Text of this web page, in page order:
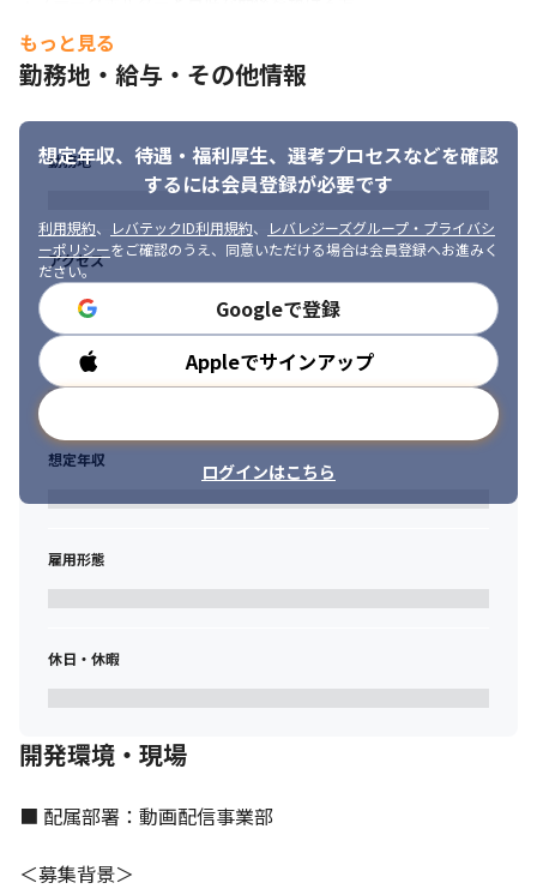
働きやすい環境を整えています。
メリハリをつけて働ける職場です。
もっと見る
勤務地・給与・その他情報
想定年収、待遇・福利厚生、 選考プロセスなどを確認
するには会員登録が必要です
利用規約、 レバテックID利用規約、
レバレジーズグループ・プライバシ
ーポリシーをご確認のうえ、同意いただける場合は会員登録へお進みく
ださい。
Googleで登録
Appleでサインアップ
ログインはこちら
勤務地
アクセス
勤務時間
想定年収
雇用形態
休日・休暇
開発環境・現場
■ 配属部署：動画配信事業部
＜募集背景＞